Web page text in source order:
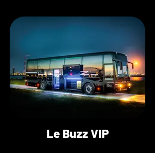
Le Buzz VIP